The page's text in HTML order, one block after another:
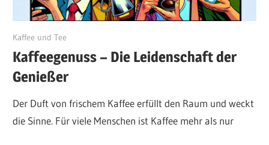
Juni 12, 2024
Kaffee und Tee
Kaffeegenuss – Die Leidenschaft der
Genießer
Der Duft von frischem Kaffee erfüllt den Raum und weckt
die Sinne. Für viele Menschen ist Kaffee mehr als nur